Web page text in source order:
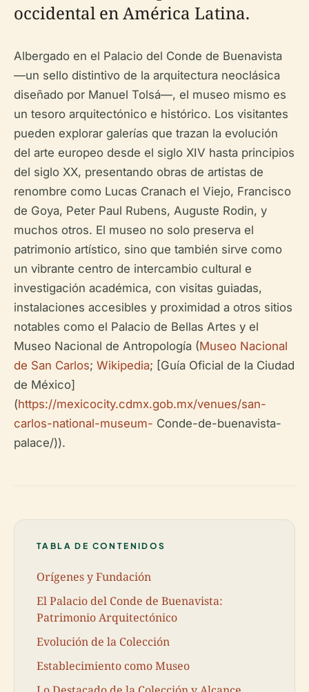
occidental en América Latina.
Albergado en el Palacio del Conde de Buenavista
—un sello distintivo de la arquitectura neoclásica
diseñado por Manuel Tolsá—, el museo mismo es
un tesoro arquitectónico e histórico. Los visitantes
pueden explorar galerías que trazan la evolución
del arte europeo desde el siglo XIV hasta principios
del siglo XX, presentando obras de artistas de
renombre como Lucas Cranach el Viejo, Francisco
de Goya, Peter Paul Rubens, Auguste Rodin, y
muchos otros. El museo no solo preserva el
patrimonio artístico, sino que también sirve como
un vibrante centro de intercambio cultural e
investigación académica, con visitas guiadas,
instalaciones accesibles y proximidad a otros sitios
notables como el Palacio de Bellas Artes y el
Museo Nacional de Antropología (Museo Nacional
de San Carlos; Wikipedia; [Guía Oficial de la Ciudad
de México]
(https://mexicocity.cdmx.gob.mx/venues/san-
carlos-national-museum- Conde-de-buenavista-
palace/)).
TABLA DE CONTENIDOS
Orígenes y Fundación
El Palacio del Conde de Buenavista:
Patrimonio Arquitectónico
Evolución de la Colección
Establecimiento como Museo